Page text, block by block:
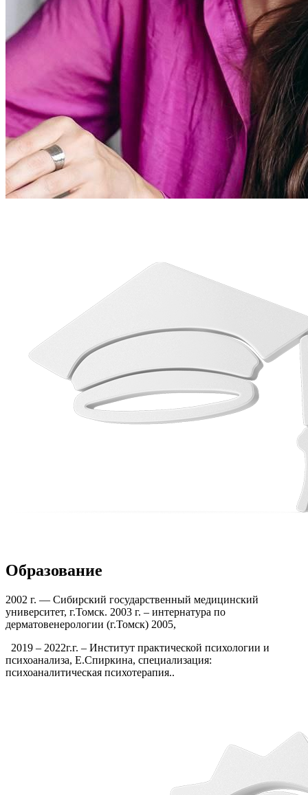
Образование
2002 г. — Сибирский государственный медицинский
университет, г.Томск. 2003 г. – интернатура по
дерматовенерологии (г.Томск) 2005,
2019 – 2022г.г. – Институт практической психологии и
психоанализа, Е.Спиркина, специализация:
психоаналитическая психотерапия..